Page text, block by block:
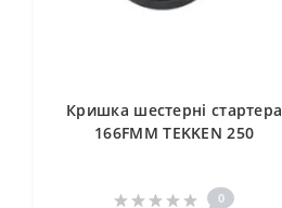
Кришка шестерні стартера
166FMM TEKKEN 250
0